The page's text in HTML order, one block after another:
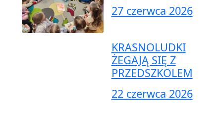
27 czerwca 2026
KRASNOLUDKI
ŻEGAJĄ SIĘ Z
PRZEDSZKOLEM
22 czerwca 2026